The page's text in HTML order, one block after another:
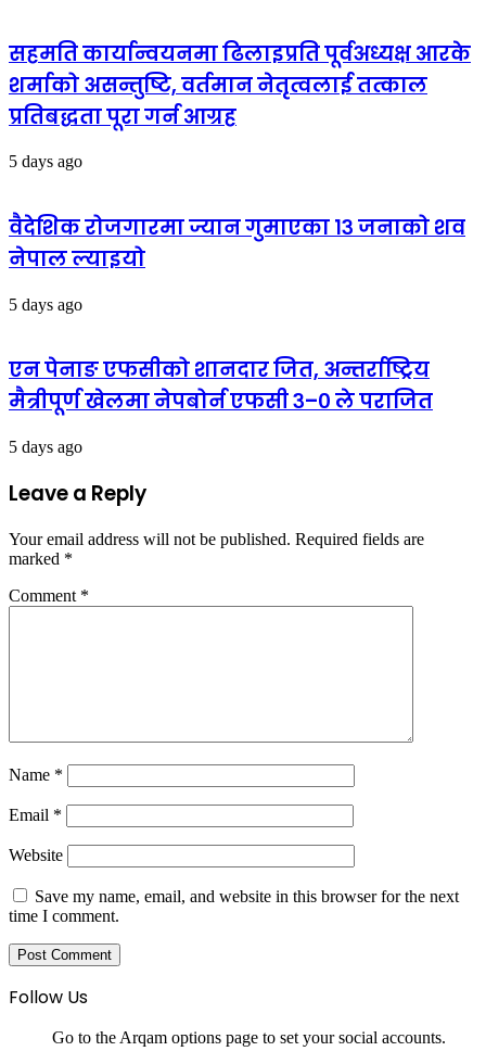
सहमति कार्यान्वयनमा ढिलाइप्रति पूर्वअध्यक्ष आरके
शर्माको असन्तुष्टि, वर्तमान नेतृत्वलाई तत्काल
प्रतिबद्धता पूरा गर्न आग्रह
5 days ago
वैदेशिक रोजगारमा ज्यान गुमाएका १३ जनाको शव
नेपाल ल्याइयो
5 days ago
एन पेनाङ एफसीको शानदार जित, अन्तर्राष्ट्रिय
मैत्रीपूर्ण खेलमा नेपबोर्न एफसी ३–० ले पराजित
5 days ago
Leave a Reply
Your email address will not be published. Required fields are
marked *
Comment *
Name *
Email *
Website
Save my name, email, and website in this browser for the next
time I comment.
Follow Us
Go to the Arqam options page to set your social accounts.